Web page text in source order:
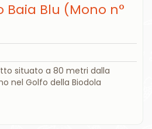
Blu (Mono n°
situato a 80 metri dalla
nel Golfo della Biodola